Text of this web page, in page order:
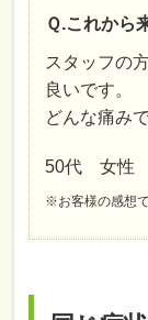
Ｑ.これから
スタッフの
良いです。
どんな痛み
50代 女性
※お客様の感想